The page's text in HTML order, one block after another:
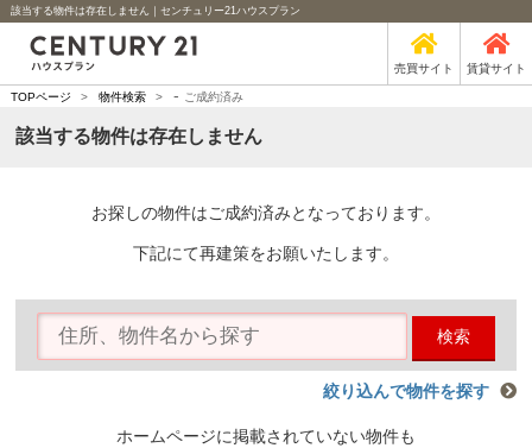
該当する物件は存在しません｜センチュリー21ハウスプラン
売買サイト 賃貸サイト
TOPページ > 物件検索 > - ご成約済み
該当する物件は存在しません
お探しの物件はご成約済みとなっております。
下記にて再建策をお願いたします。
検索
絞り込んで物件を探す
ホームページに掲載されていない物件も